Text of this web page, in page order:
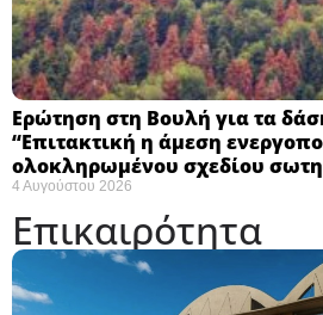
Ερώτηση στη Βουλή για τα
“Eπιτακτική η άμεση
ολοκληρωμένου σχεδίου
4 Αυγούστου 2026
Επικαιρότητα